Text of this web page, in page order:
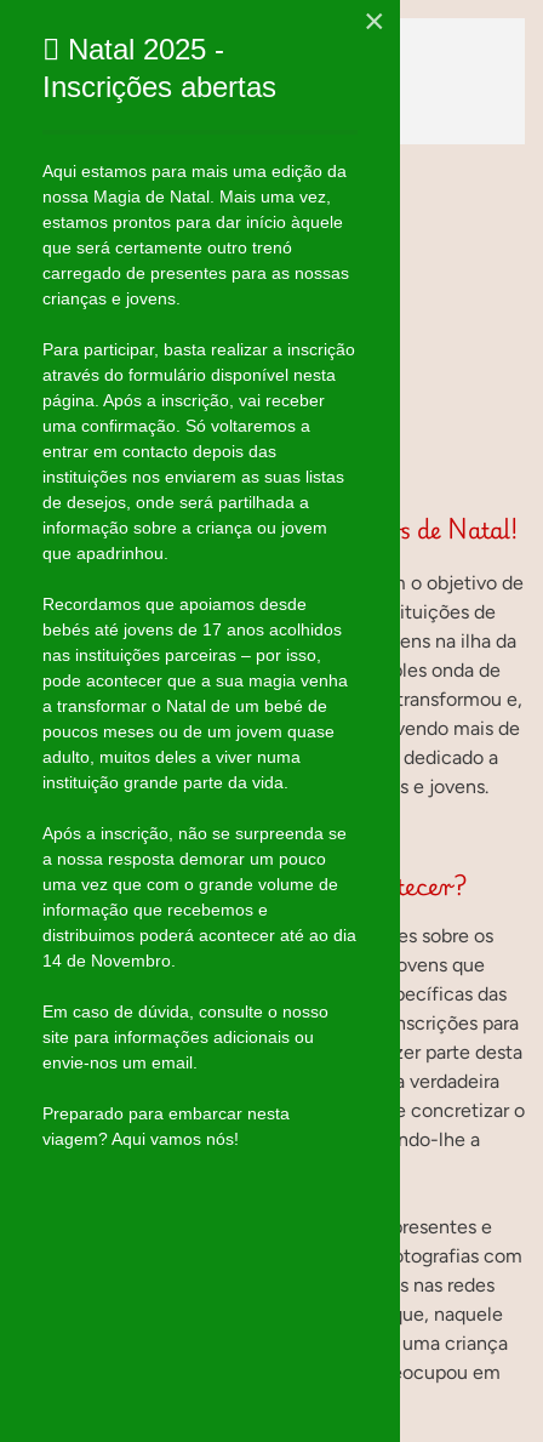
Skip to main content
Bem Vindos à página dos Mágicos de Natal!
Uma iniciativa que teve início em 2014, com o objetivo de
levar a magia do Natal a algumas das instituições de
acolhimento temporário para crianças e jovens na ilha da
Madeira. O que começou como uma simples onda de
solidariedade entre amigos rapidamente se transformou e,
atualmente, apoia cinco instituições, envolvendo mais de
200 “mágicos” que, ano após ano, se têm dedicado a
concretizar os sonhos de muitas crianças e jovens.
Como fazemos a magia acontecer?
Anualmente, questionamos as instituições sobre os
desejos e necessidades das crianças e jovens que
acolhem, assim como as necessidades específicas das
próprias instituições. Em paralelo, abrimos inscrições para
os Mágicos de Natal, pessoas dispostas a fazer parte desta
corrente solidária. De seguida, acontece a verdadeira
magia: atribuímos a cada mágico a missão de concretizar o
desejo de uma criança ou jovem, enviando-lhe a
No início de Dezembro, entregamos os presentes e
deixamos a magia acontecer. Não tiramos fotografias com
as crianças, nem divulgamos os presentes nas redes
sociais. O que guardamos é a certeza de que, naquele
Natal, fizemos algo especial: mostramos a uma criança
que ela é importante e que alguém se preocupou em
×
Natal 2025 -
Inscrições abertas
Aqui estamos para mais uma edição da
nossa Magia de Natal. Mais uma vez,
estamos prontos para dar início àquele
que será certamente outro trenó
carregado de presentes para as nossas
crianças e jovens.
Para participar, basta realizar a inscrição
através do formulário disponível nesta
página. Após a inscrição, vai receber
uma confirmação. Só voltaremos a
entrar em contacto depois das
instituições nos enviarem as suas listas
de desejos, onde será partilhada a
informação sobre a criança ou jovem
que apadrinhou.
Recordamos que apoiamos desde
bebés até jovens de 17 anos acolhidos
nas instituições parceiras – por isso,
pode acontecer que a sua magia venha
a transformar o Natal de um bebé de
poucos meses ou de um jovem quase
adulto, muitos deles a viver numa
instituição grande parte da vida.
Após a inscrição, não se surpreenda se
a nossa resposta demorar um pouco
uma vez que com o grande volume de
informação que recebemos e
distribuimos poderá acontecer até ao dia
14 de Novembro.
Em caso de dúvida, consulte o nosso
site para informações adicionais ou
envie-nos um email.
Preparado para embarcar nesta
viagem? Aqui vamos nós!